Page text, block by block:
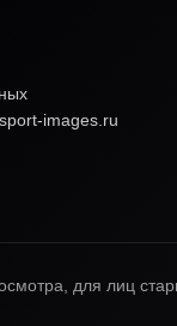
images.ru
для лиц